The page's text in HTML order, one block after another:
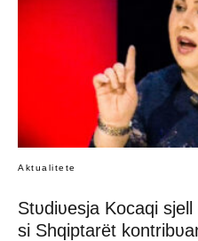
Aktualitete
Stʋdiʋesja Kocaqi
si Shqiptarët